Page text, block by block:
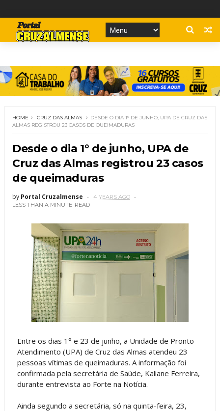
HOME CRUZ DAS ALMAS
DESDE O DIA 1° DE JUNHO, UPA DE CRUZ DAS
ALMAS REGISTROU 23 CASOS DE QUEIMADURAS
Desde o dia 1° de junho, UPA de
Cruz das Almas registrou 23 casos
de queimaduras
by Portal Cruzalmense
4 YEARS AGO
LESS THAN A MINUTE READ
Entre os dias 1° e 23 de junho, a Unidade de Pronto
Atendimento (UPA) de Cruz das Almas atendeu 23
pessoas vítimas de queimaduras. A informação foi
confirmada pela secretária de Saúde, Kaliane Ferreira,
durante entrevista ao Forte na Notícia.
Ainda segundo a secretária, só na quinta-feira, 23,